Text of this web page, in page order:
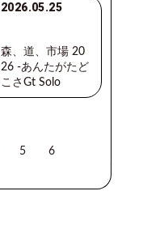
2026.05.25
森、道、市場 20
26 -あんたがたど
こさGt Solo
5 6